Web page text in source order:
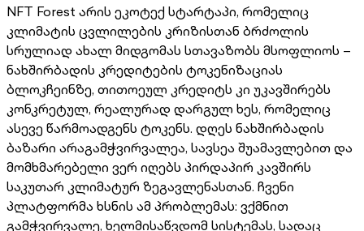
NFT Forest არის ეკოტექ სტარტაპი, რომელიც
კლიმატის ცვლილების კრიზისთან ბრძოლის
სრულიად ახალ მიდგომას სთავაზობს მსოფლიოს –
ნახშირბადის კრედიტების ტოკენიზაციას
ბლოკჩეინზე, თითოეულ კრედიტს კი უკავშირებს
კონკრეტულ, რეალურად დარგულ ხეს, რომელიც
ასევე წარმოადგენს ტოკენს. დღეს ნახშირბადის
ბაზარი არაგამჭვირვალეა, სავსეა შუამავლებით და
მომხმარებელი ვერ იღებს პირდაპირ კავშირს
საკუთარ კლიმატურ ზეგავლენასთან. ჩვენი
პლატფორმა ხსნის ამ პრობლემას: ვქმნით
გამჭვირვალე, ხელმისაწვდომ სისტემას, სადაც